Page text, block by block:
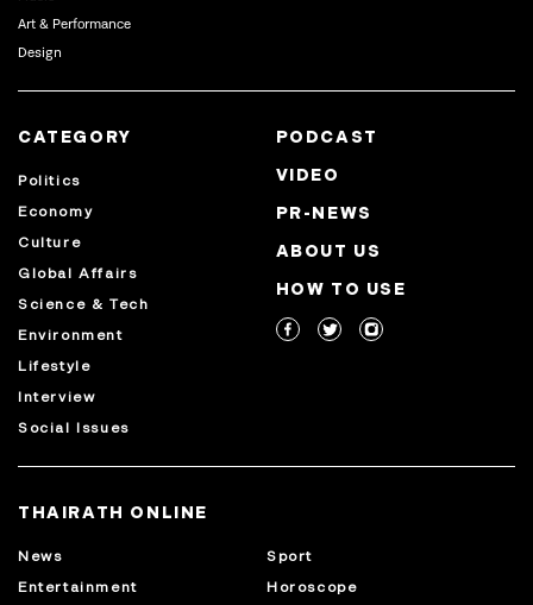
Art & Performance
Design
CATEGORY
Politics
Economy
Culture
Global Affairs
Science & Tech
Environment
Lifestyle
Interview
Social Issues
PODCAST
VIDEO
PR-NEWS
ABOUT US
HOW TO USE
THAIRATH ONLINE
News
Sport
Entertainment
Horoscope